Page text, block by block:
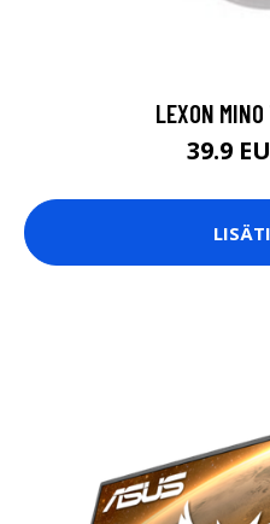
LEXON
39.9